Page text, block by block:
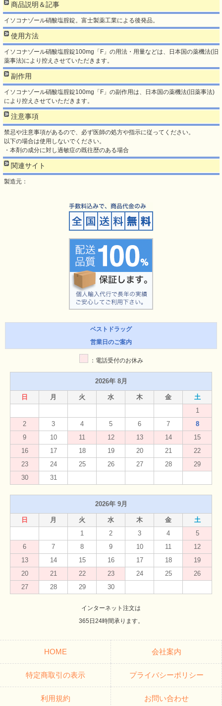
商品説明＆記事
イソコナゾール硝酸塩腟錠。富士製薬工業による後発品。
使用方法
イソコナゾール硝酸塩腟錠100mg「F」の用法・用量などは、日本国の薬機法(旧
薬事法)により控えさせていただきます。
副作用
イソコナゾール硝酸塩腟錠100mg「F」の副作用は、日本国の薬機法(旧薬事法)
により控えさせていただきます。
注意事項
禁忌や注意事項があるので、必ず医師の処方や指示に従ってください。
以下の場合は使用しないでください。
・本剤の成分に対し過敏症の既往歴のある場合
関連サイト
製造元：
ベストドラッグ
営業日のご案内
：電話受付のお休み
2026年 8月
日 月 火 水 木 金
土
1
2
3 4 5 6 7
8
9
10 11 12 13 14
15
16
17 18 19 20 21
22
23
24 25 26 27 28
29
30
31
2026年 9月
日 月 火 水 木 金
土
1
2 3 4
5
6
7 8 9 10 11
12
13
14 15 16 17 18
19
20
21 22 23 24 25
26
27
28 29 30
インターネット注文は
365日24時間承ります。
HOME 会社案内
特定商取引の表示 プライバシーポリシー
利用規約 お問い合わせ